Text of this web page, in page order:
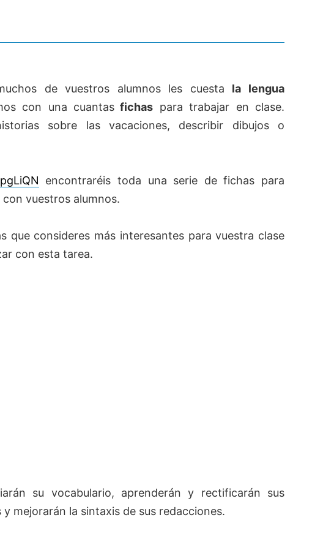
de vuestros alumnos les cuesta la lengua
con una cuantas fichas para trabajar en clase.
sobre las vacaciones, describir dibujos o
encontraréis toda una serie de fichas para
vuestros alumnos.
que consideres más interesantes para vuestra clase
con esta tarea.
su vocabulario, aprenderán y rectificarán sus
mejorarán la sintaxis de sus redacciones.